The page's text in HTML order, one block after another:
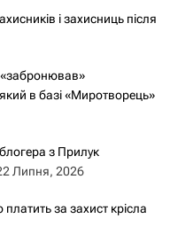
і захисниць після
в базі «Миротворець»
з Прилук
Липня, 2026
за захист крісла